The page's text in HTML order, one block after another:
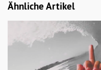
Ähnliche Artikel